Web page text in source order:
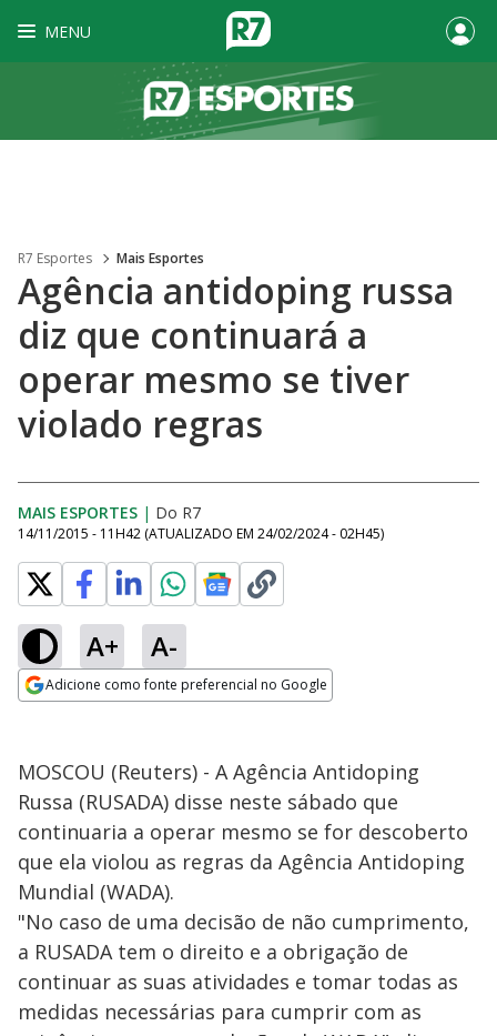
MENU
R7 Esportes Mais Esportes
Agência antidoping russa
diz que continuará a
operar mesmo se tiver
violado regras
MAIS ESPORTES | Do R7
14/11/2015 - 11H42 (ATUALIZADO EM 24/02/2024 - 02H45)
A+ A-
Adicione como fonte preferencial no Google
MOSCOU (Reuters) - A Agência Antidoping
Russa (RUSADA) disse neste sábado que
continuaria a operar mesmo se for descoberto
que ela violou as regras da Agência Antidoping
Mundial (WADA).
"No caso de uma decisão de não cumprimento,
a RUSADA tem o direito e a obrigação de
continuar as suas atividades e tomar todas as
medidas necessárias para cumprir com as